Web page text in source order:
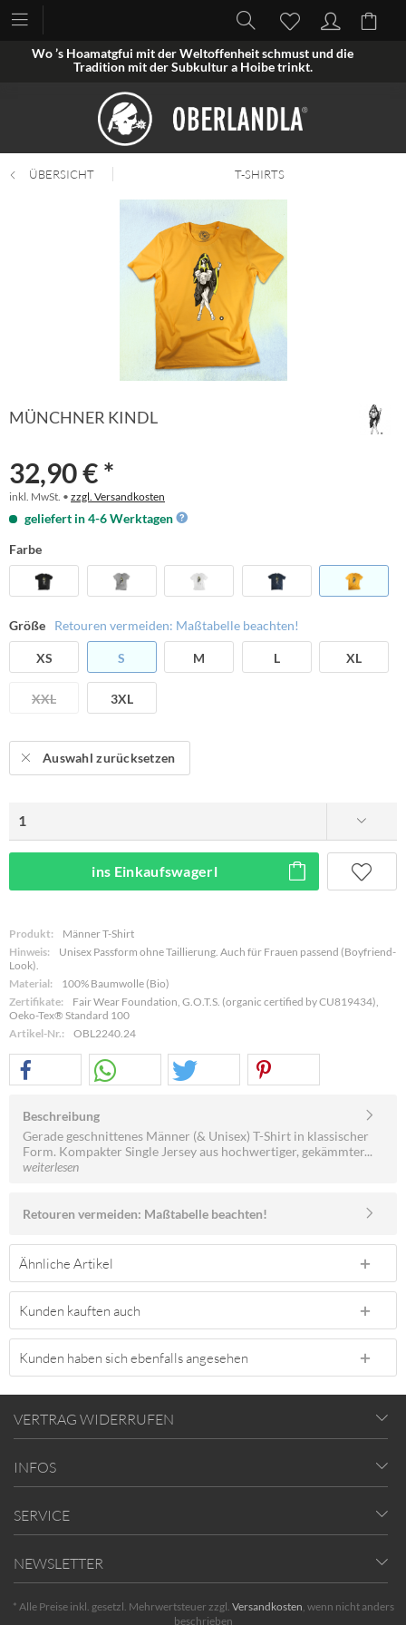
Wo ’s Hoamatgfui mit der Weltoffenheit schmust und die
Tradition mit der Subkultur a Hoibe trinkt.
ÜBERSICHT T-SHIRTS
MÜNCHNER KINDL
32,90 € *
inkl. MwSt. • zzgl. Versandkosten
geliefert in 4-6 Werktagen
Farbe
Größe Retouren vermeiden: Maßtabelle beachten!
XS S M L XL
XXL 3XL
Auswahl zurücksetzen
ins Einkaufswagerl
Produkt:
Männer T-Shirt
Hinweis:
Unisex Passform ohne Taillierung. Auch für Frauen passend (Boyfriend-
Look).
Material:
100% Baumwolle (Bio)
Zertifikate:
Fair Wear Foundation, G.O.T.S. (organic certified by CU819434),
Oeko-Tex® Standard 100
Artikel-Nr.:
OBL2240.24
Beschreibung
Gerade geschnittenes Männer (& Unisex) T-Shirt in klassischer
Form. Kompakter Single Jersey aus hochwertiger, gekämmter...
weiterlesen
Retouren vermeiden: Maßtabelle beachten!
Ähnliche Artikel
Kunden kauften auch
Kunden haben sich ebenfalls angesehen
VERTRAG WIDERRUFEN
INFOS
SERVICE
NEWSLETTER
* Alle Preise inkl. gesetzl. Mehrwertsteuer zzgl. Versandkosten, wenn nicht anders
beschrieben